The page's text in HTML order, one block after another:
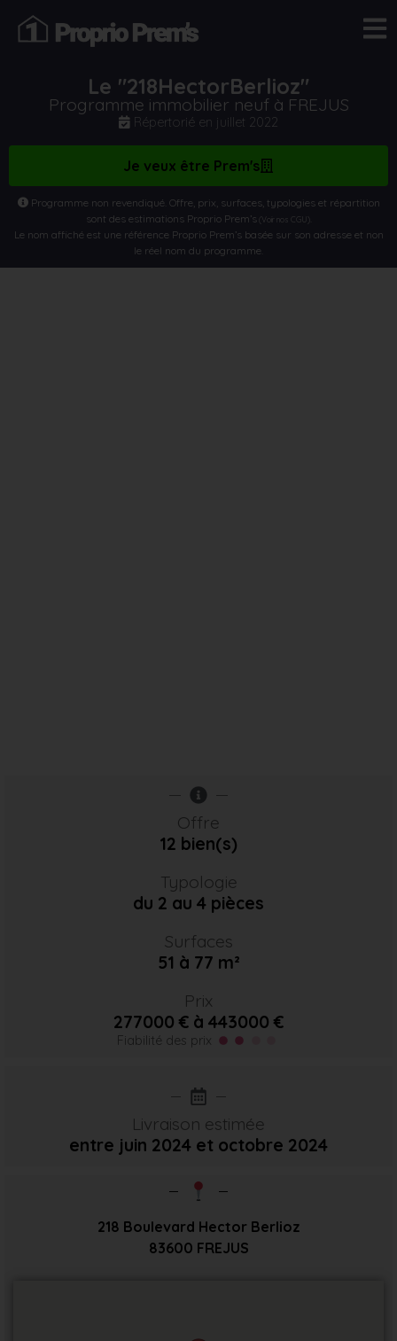
Le "218HectorBerlioz"
Programme immobilier neuf à FREJUS
Répertorié en juillet 2022
Je veux être Prem's
Programme non revendiqué. Offre, prix, surfaces, typologies et répartition
sont des estimations Proprio Prem’s(Voir nos CGU)
Le nom affiché est une référence Proprio Prem’s basée sur son adresse et non
le réel nom du programme.
Offre
12 bien(s)
Typologie
du 2 au 4 pièces
Surfaces
51 à 77 m²
Prix
277000 € à 443000 €
Fiabilité des prix
Livraison estimée
entre juin 2024 et octobre 2024
218 Boulevard Hector Berlioz
83600 FREJUS